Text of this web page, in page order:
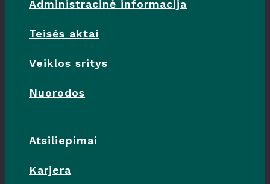
Administracinė informacija
Teisės aktai
Veiklos sritys
Nuorodos
Atsiliepimai
Karjera